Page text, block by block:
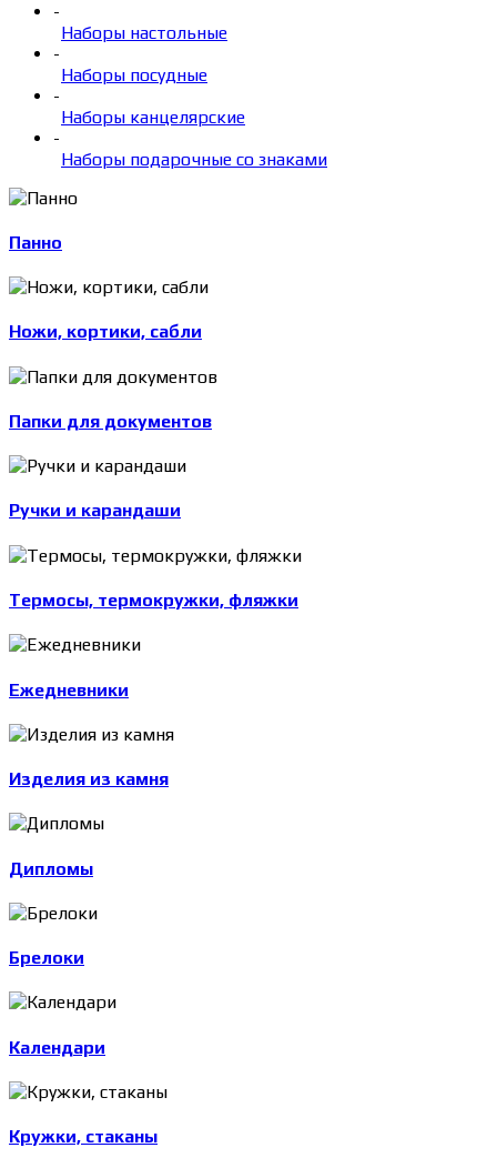
-
Наборы настольные
-
Наборы посудные
-
Наборы канцелярские
-
Наборы подарочные со знаками
Панно
Ножи, кортики, сабли
Папки для документов
Ручки и карандаши
Термосы, термокружки, фляжки
Ежедневники
Изделия из камня
Дипломы
Брелоки
Календари
Кружки, стаканы